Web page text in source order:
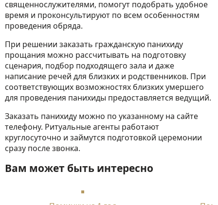
священнослужителями, помогут подобрать удобное
время и проконсультируют по всем особенностям
проведения обряда.
При решении заказать гражданскую панихиду
прощания можно рассчитывать на подготовку
сценария, подбор подходящего зала и даже
написание речей для близких и родственников. При
соответствующих возможностях близких умершего
для проведения панихиды предоставляется ведущий.
Заказать панихиду можно по указанному на сайте
телефону. Ритуальные агенты работают
круглосуточно и займутся подготовкой церемонии
сразу после звонка.
Вам может быть интересно